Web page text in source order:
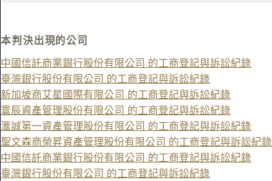
本判決出現的公司
中國信託商業銀行股份有限公司 的工商登記與訴訟紀錄
臺灣銀行股份有限公司 的工商登記與訴訟紀錄
新加坡商艾星國際有限公司 的工商登記與訴訟紀錄
寰辰資產管理股份有限公司 的工商登記與訴訟紀錄
滙誠第一資產管理股份有限公司 的工商登記與訴訟紀錄
聖文森商榮昇資產管理股份有限公司 的工商登記與訴訟紀錄
中國信託商業銀行股份有限公司 的工商登記與訴訟紀錄
臺灣銀行股份有限公司 的工商登記與訴訟紀錄